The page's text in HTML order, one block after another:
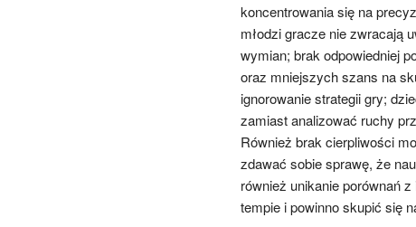
koncentrowania się na
młodzi gracze nie zwracają
wymian; brak odpowiedniej
oraz mniejszych szans na
ignorowanie strategii gry;
zamiast analizować ruchy
Również brak cierpliwości
zdawać sobie sprawę, że
również unikanie porównań
tempie i powinno skupić się